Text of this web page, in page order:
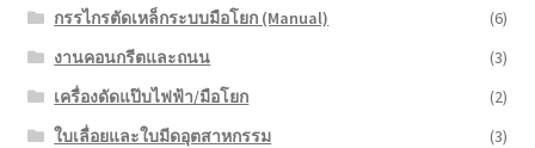
กรรไกรตัดเหล็กระบบมือโยก (Manual)
(6)
งานคอนกรีตและถนน
(3)
เครื่องดัดแป๊บไฟฟ้า/มือโยก
(2)
ใบเลื่อยและใบมีดอุตสาหกรรม
(3)